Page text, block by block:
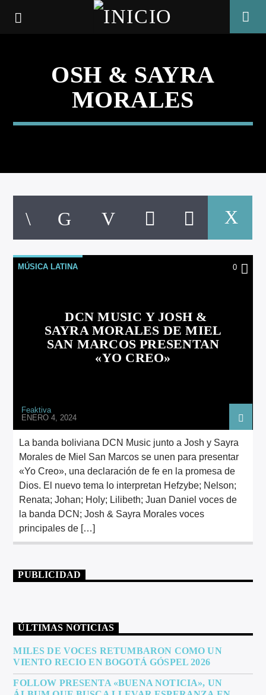
CANCIÓN ACTUAL
TÍTULO
OSH & SAYRA
MORALES
MÚSICA LATINA 0
DCN MUSIC Y JOSH &
SAYRA MORALES DE MIEL
SAN MARCOS PRESENTAN
«YO CREO»
Feaktiva
ENERO 4, 2024
La banda boliviana DCN Music junto a Josh y Sayra
Morales de Miel San Marcos se unen para presentar
«Yo Creo», una declaración de fe en la promesa de
Dios. El nuevo tema lo interpretan Hefzybe; Nelson;
Renata; Johan; Holy; Lilibeth; Juan Daniel voces de
la banda DCN; Josh & Sayra Morales voces
principales de […]
PUBLICIDAD
ÚLTIMAS NOTICIAS
MILES DE VOCES RETUMBARON COMO UN
VIENTO RECIO EN BOGOTÁ GÓSPEL 2026
FOLLOW PRESENTA «BUENA NOTICIA», UN